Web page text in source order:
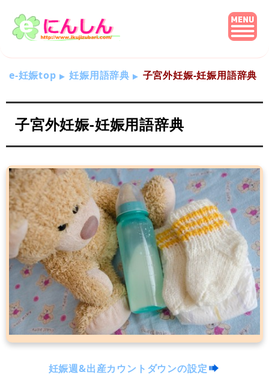
e-妊娠top 妊娠用語辞典 子宮外妊娠-妊娠用語辞典
子宮外妊娠-妊娠用語辞典
妊娠週&出産カウントダウンの設定